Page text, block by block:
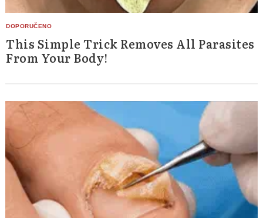
This Simple Trick Removes All Parasites
From Your Body!